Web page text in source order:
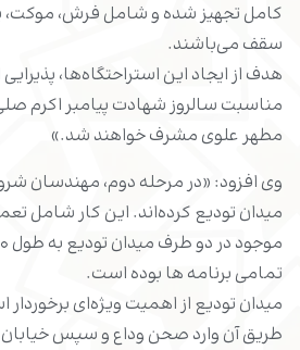
کامل تجهیز شده‌ و شامل فرش، موکت،
سقف می‌باشند.
هدف از ایجاد این استراحتگاه‌ها،
مناسبت سالروز شهادت پیامبر اکرم صلی
مطهر علوی مشرف خواهند شد.»
وی افزود: «در مرحله دوم، مهندسان
میدان تودیع کرده‌اند. این کار شامل
تمامی برنامه ها بوده است.
میدان تودیع از اهمیت ویژه‌ای برخوردار
طریق آن وارد صحن وداع و سپس